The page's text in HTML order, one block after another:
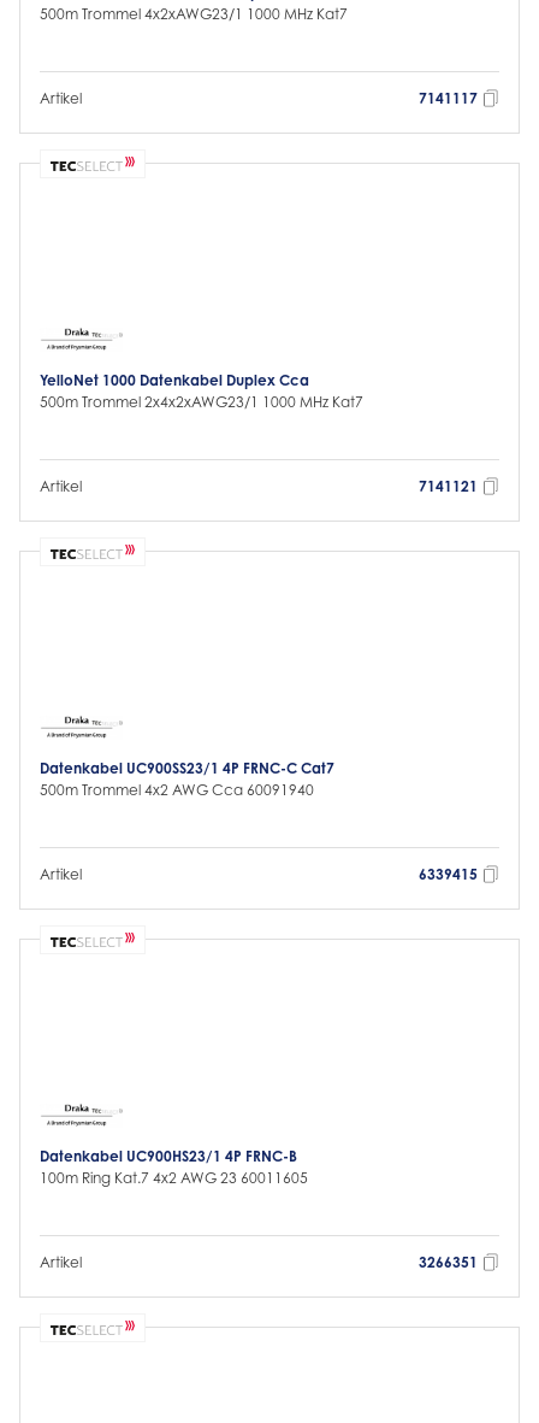
500m Trommel 4x2xAWG23/1 1000 MHz Kat7
Artikel 7141117
YelloNet 1000 Datenkabel Duplex Cca
500m Trommel 2x4x2xAWG23/1 1000 MHz Kat7
Artikel 7141121
Datenkabel UC900SS23/1 4P FRNC-C Cat7
500m Trommel 4x2 AWG Cca 60091940
Artikel 6339415
Datenkabel UC900HS23/1 4P FRNC-B
100m Ring Kat.7 4x2 AWG 23 60011605
Artikel 3266351